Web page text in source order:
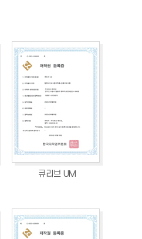
큐리브 UM